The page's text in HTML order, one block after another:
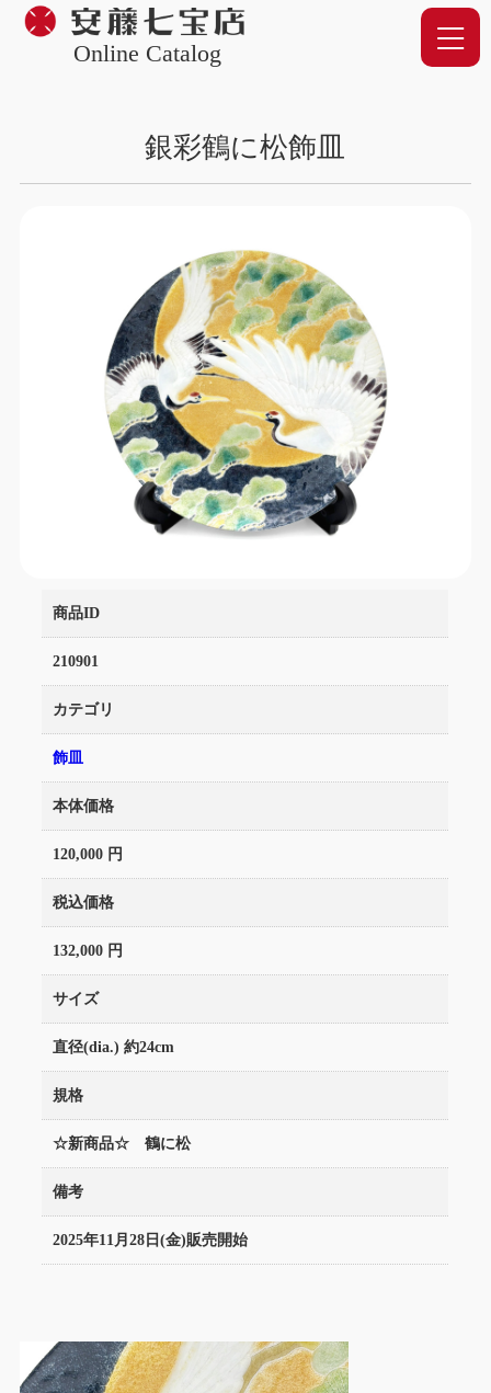
Online Catalog
銀彩鶴に松飾皿
商品ID
210901
カテゴリ
飾皿
本体価格
120,000 円
税込価格
132,000 円
サイズ
直径(dia.) 約24cm
規格
☆新商品☆ 鶴に松
備考
2025年11月28日(金)販売開始